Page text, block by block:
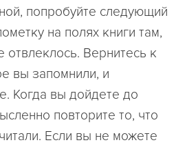
попробуйте следующий
на полях книги там,
отвлеклось. Вернитесь к
вы запомнили, и
Когда вы дойдете до
повторите то, что
Если вы не можете